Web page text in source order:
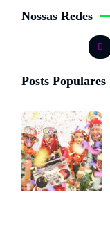
Nossas Redes
Posts Populares